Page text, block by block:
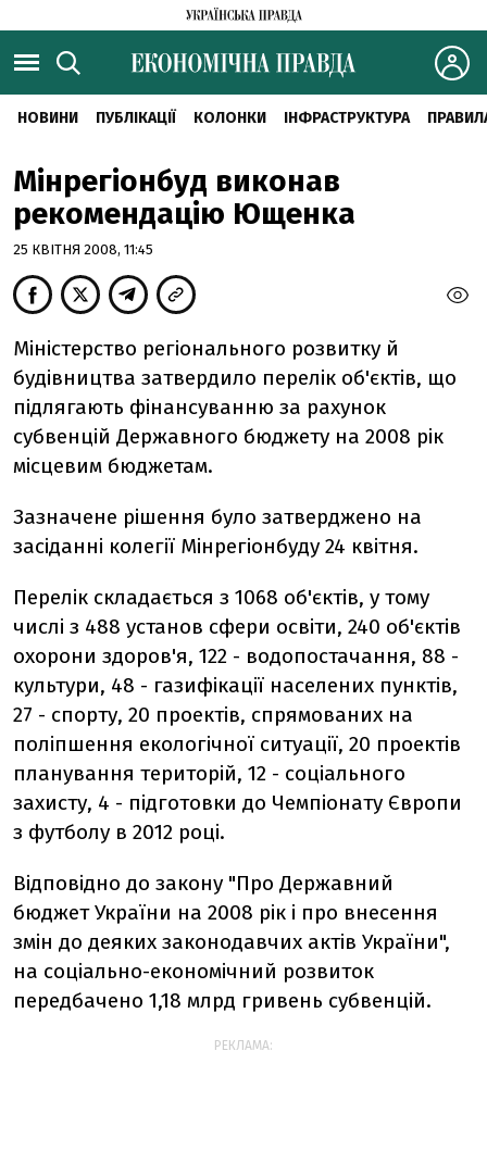
НОВИНИ ПУБЛІКАЦІЇ КОЛОНКИ ІНФРАСТРУКТУРА
Мінрегіонбуд виконав
рекомендацію Ющенка
25 КВІТНЯ 2008, 11:45
Міністерство регіонального розвитку й
будівництва затвердило перелік об'єктів, що
підлягають фінансуванню за рахунок
субвенцій Державного бюджету на 2008 рік
місцевим бюджетам.
Зазначене рішення було затверджено на
засіданні колегії Мінрегіонбуду 24 квітня.
Перелік складається з 1068 об'єктів, у тому
числі з 488 установ сфери освіти, 240 об'єктів
охорони здоров'я, 122 - водопостачання, 88 -
культури, 48 - газифікації населених пунктів,
27 - спорту, 20 проектів, спрямованих на
поліпшення екологічної ситуації, 20 проектів
планування територій, 12 - соціального
захисту, 4 - підготовки до Чемпіонату Європи
з футболу в 2012 році.
Відповідно до закону "Про Державний
бюджет України на 2008 рік і про внесення
змін до деяких законодавчих актів України",
на соціально-економічний розвиток
передбачено 1,18 млрд гривень субвенцій.
РЕКЛАМА: